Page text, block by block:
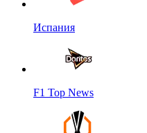
Испания
F1 Top News